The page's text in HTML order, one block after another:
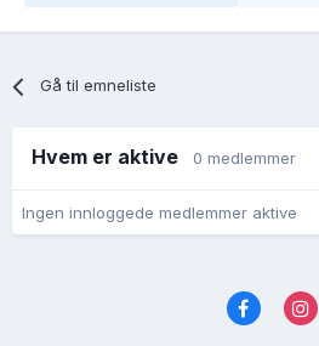
Gå til emneliste
Hvem er aktive 0 medlemmer
Ingen innloggede medlemmer aktive